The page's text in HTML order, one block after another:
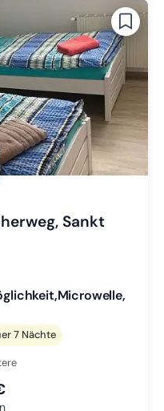
1 wechseln
Slide 2 wechseln
3 wechseln
Sankt
7 Nächte